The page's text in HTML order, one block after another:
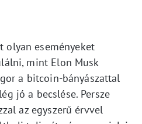
olyan eseményeket
mint Elon Musk
a bitcoin-bányászattal
jó a becslése. Persze
az egyszerű érvvel